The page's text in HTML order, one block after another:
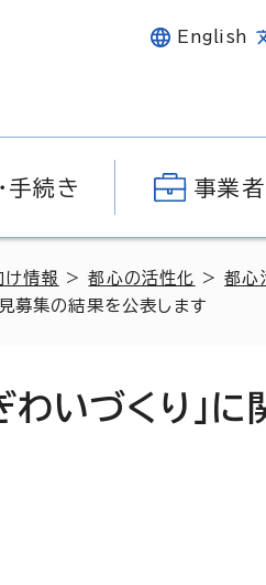
English
手続き 事業
け情報 >都心の活性化 >都心
募集の結果を公表します
わいづくり」